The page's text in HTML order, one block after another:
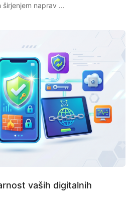
naprav ...
vaših digitalnih